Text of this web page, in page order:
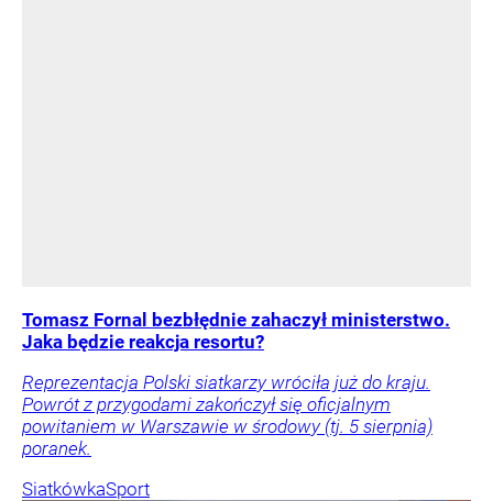
Tomasz Fornal bezbłędnie zahaczył ministerstwo.
Jaka będzie reakcja resortu?
Reprezentacja Polski siatkarzy wróciła już do kraju.
Powrót z przygodami zakończył się oficjalnym
powitaniem w Warszawie w środowy (tj. 5 sierpnia)
poranek.
SiatkówkaSport